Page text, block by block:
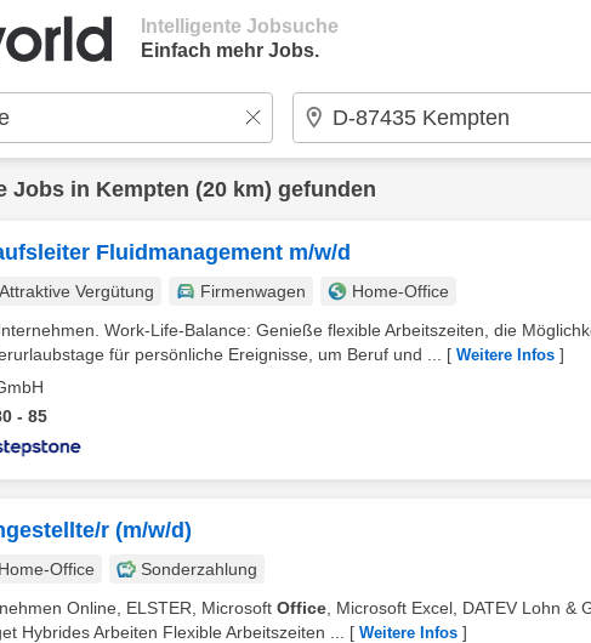
Intelligente Jobsuche
Einfach mehr Jobs.
Jobs in Kempten (20 km) gefunden
Fluidmanagement m/w/d
Attraktive Vergütung Firmenwagen
Home-Office
Work-Life-Balance: Genieße flexible Arbeitszeiten, die
für persönliche Ereignisse, um Beruf und ...
[ Weitere Infos ]
- 85
r (m/w/d)
Home-Office
Sonderzahlung
Online, ELSTER, Microsoft Office , Microsoft Excel, DATEV Lohn &
Hybrides Arbeiten Flexible Arbeitszeiten ...
[ Weitere Infos ]